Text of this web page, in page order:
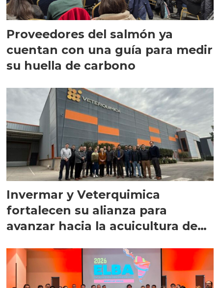
Proveedores del salmón ya
cuentan con una guía para medir
su huella de carbono
Invermar y Veterquimica
fortalecen su alianza para
avanzar hacia la acuicultura de